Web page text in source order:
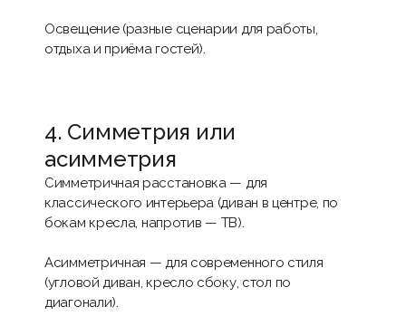
Освещение (разные сценарии для работы,
отдыха и приёма гостей).
4. Симметрия или
асимметрия
Симметричная расстановка — для
классического интерьера (диван в центре, по
бокамкресла, напротив — ТВ).
Асимметричная — для современного стиля
(угловой диван, кресло сбоку, стол по
диагонали).